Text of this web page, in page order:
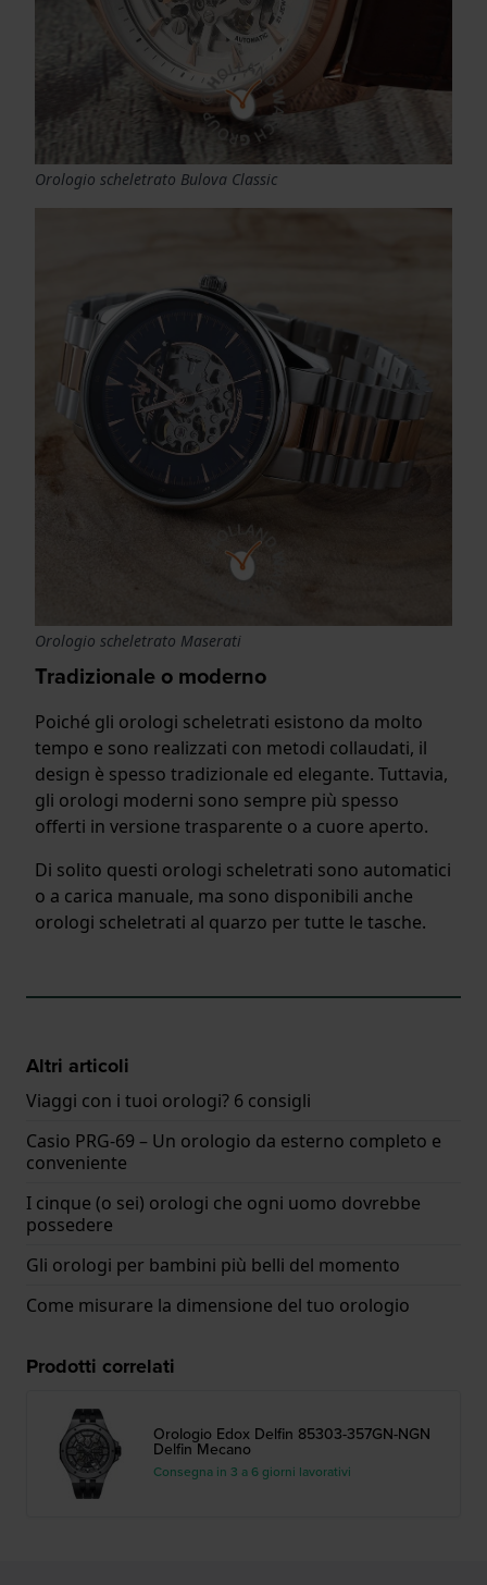
Orologio scheletrato Bulova Classic
Orologio scheletrato Maserati
Tradizionale o moderno
Poiché gli orologi scheletrati esistono da molto
tempo e sono realizzati con metodi collaudati, il
design è spesso tradizionale ed elegante. Tuttavia,
gli orologi moderni sono sempre più spesso
offerti in versione trasparente o a cuore aperto.
Di solito questi orologi scheletrati sono automatici
o a carica manuale, ma sono disponibili anche
orologi scheletrati al quarzo per tutte le tasche.
Altri articoli
Viaggi con i tuoi orologi? 6 consigli
Casio PRG-69 – Un orologio da esterno completo e
conveniente
I cinque (o sei) orologi che ogni uomo dovrebbe
possedere
Gli orologi per bambini più belli del momento
Come misurare la dimensione del tuo orologio
Prodotti correlati
Orologio Edox Delfin 85303-357GN-NGN
Delfin Mecano
Consegna in 3 a 6 giorni lavorativi